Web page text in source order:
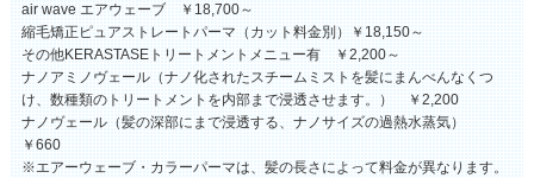
air wave エアウェーブ ￥18,700～
縮毛矯正ピュアストレートパーマ（カット料金別）￥18,150～
その他KERASTASEトリートメントメニュー有 ￥2,200～
ナノアミノヴェール（ナノ化されたスチームミストを髪にまんべんなくつ
け、数種類のトリートメントを内部まで浸透させます。） ￥2,200
ナノヴェール（髪の深部にまで浸透する、ナノサイズの過熱水蒸気）
￥660
※エアーウェーブ・カラーパーマは、髪の長さによって料金が異なります。